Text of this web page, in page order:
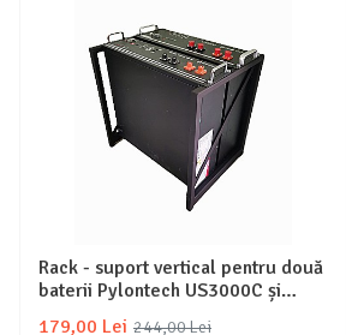
Rack - suport vertical pentru două
baterii Pylontech US3000C și
US5000
244,00 Lei
179,00 Lei